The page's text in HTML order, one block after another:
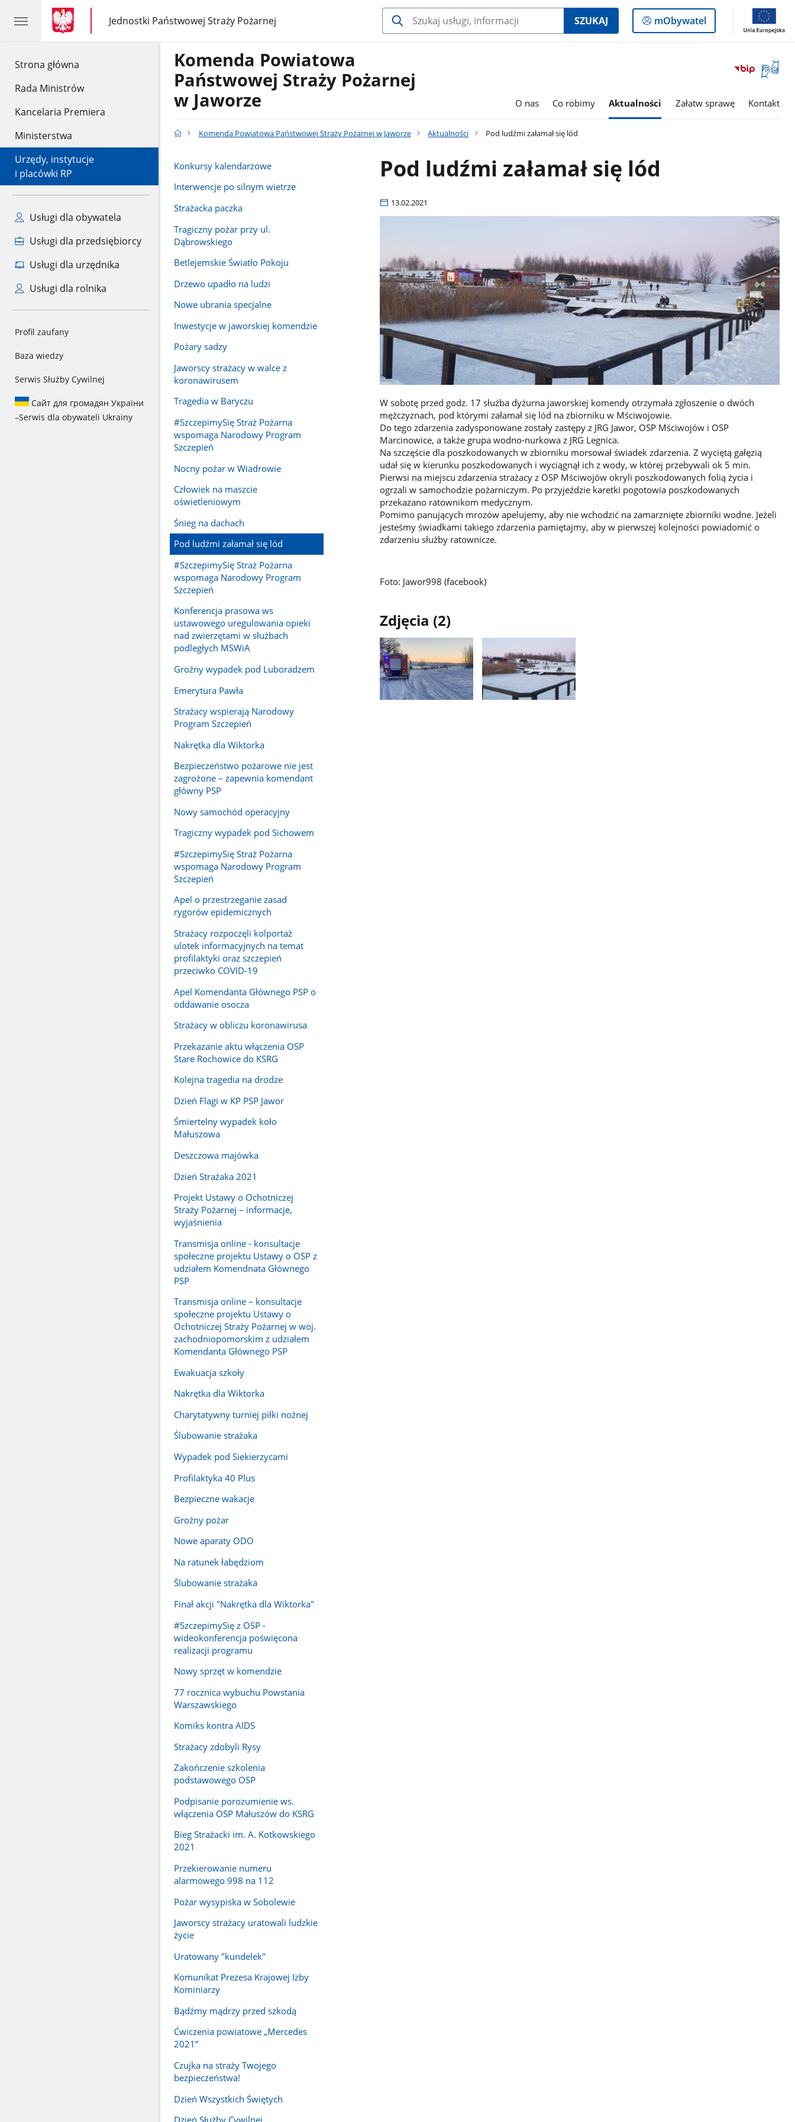
Strona główna
Rada Ministrów
Kancelaria Premiera
Ministerstwa
Urzędy, instytucje
i placówki RP
Usługi dla obywatela
Usługi dla przedsiębiorcy
Usługi dla urzędnika
Usługi dla rolnika
Profil zaufany
Baza wiedzy
Serwis Służby Cywilnej
Сайт для громадян України
–Serwis dla obywateli Ukrainy
gov.pl
gov.pl
Jednostki Państwowej Straży Pożarnej
gov.pl
Jednostki
Państwowej
SZUKAJ
Logowanie
do
mObywatel
Otwórz
okno
Komenda Powiatowa
Państwowej Straży Pożarnej
w Jaworze
O nas Co robimy Aktualności Załatw sprawę Kontakt
Komenda Powiatowa Państwowej Straży Pożarnej w Jaworze Aktualności Pod ludźmi załamał się lód
Konkursy kalendarzowe
Interwencje po silnym wietrze
Strażacka paczka
Tragiczny pożar przy ul.
Dąbrowskiego
Betlejemskie Światło Pokoju
Drzewo upadło na ludzi
Nowe ubrania specjalne
Inwestycje w jaworskiej komendzie
Pożary sadzy
Jaworscy strażacy w walce z
koronawirusem
Tragedia w Baryczu
#SzczepimySię Straż Pożarna
wspomaga Narodowy Program
Szczepień
Nocny pożar w Wiadrowie
Człowiek na maszcie
oświetleniowym
Śnieg na dachach
Pod ludźmi załamał się lód
#SzczepimySię Straż Pożarna
wspomaga Narodowy Program
Szczepień
Konferencja prasowa ws
ustawowego uregulowania opieki
nad zwierzętami w służbach
podległych MSWiA
Groźny wypadek pod Luboradzem
Emerytura Pawła
Strażacy wspierają Narodowy
Program Szczepień
Nakrętka dla Wiktorka
Bezpieczeństwo pożarowe nie jest
zagrożone – zapewnia komendant
główny PSP
Nowy samochód operacyjny
Tragiczny wypadek pod Sichowem
#SzczepimySię Straż Pożarna
wspomaga Narodowy Program
Szczepień
Apel o przestrzeganie zasad
rygorów epidemicznych
Strażacy rozpoczęli kolportaż
ulotek informacyjnych na temat
profilaktyki oraz szczepień
przeciwko COVID-19
Apel Komendanta Głównego PSP o
oddawanie osocza
Strażacy w obliczu koronawirusa
Przekazanie aktu włączenia OSP
Stare Rochowice do KSRG
Kolejna tragedia na drodze
Dzień Flagi w KP PSP Jawor
Śmiertelny wypadek koło
Małuszowa
Deszczowa majówka
Dzień Strażaka 2021
Projekt Ustawy o Ochotniczej
Straży Pożarnej – informacje,
wyjaśnienia
Transmisja online - konsultacje
społeczne projektu Ustawy o OSP z
udziałem Komendnata Głównego
PSP
Transmisja online – konsultacje
społeczne projektu Ustawy o
Ochotniczej Straży Pożarnej w woj.
zachodniopomorskim z udziałem
Komendanta Głównego PSP
Ewakuacja szkoły
Nakrętka dla Wiktorka
Charytatywny turniej piłki nożnej
Ślubowanie strażaka
Wypadek pod Siekierzycami
Profilaktyka 40 Plus
Bezpieczne wakacje
Groźny pożar
Nowe aparaty ODO
Na ratunek łabędziom
Ślubowanie strażaka
Finał akcji "Nakrętka dla Wiktorka"
#SzczepimySię z OSP -
wideokonferencja poświęcona
realizacji programu
Nowy sprzęt w komendzie
77 rocznica wybuchu Powstania
Warszawskiego
Komiks kontra AIDS
Strażacy zdobyli Rysy
Zakończenie szkolenia
podstawowego OSP
Podpisanie porozumienie ws.
włączenia OSP Małuszów do KSRG
Bieg Strażacki im. A. Kotkowskiego
2021
Przekierowanie numeru
alarmowego 998 na 112
Pożar wysypiska w Sobolewie
Jaworscy strażacy uratowali ludzkie
życie
Uratowany "kundelek"
Komunikat Prezesa Krajowej Izby
Kominiarzy
Bądźmy mądrzy przed szkodą
Ćwiczenia powiatowe „Mercedes
2021”
Czujka na straży Twojego
bezpieczeństwa!
Dzień Wszystkich Świętych
Pod ludźmi załamał się lód
13.02.2021
W sobotę przed godz. 17 służba dyżurna jaworskiej komendy otrzymała zgłoszenie o dwóch
mężczyznach, pod którymi załamał się lód na zbiorniku w Mściwojowie.
Do tego zdarzenia zadysponowane zostały zastępy z JRG Jawor, OSP Mściwojów i OSP
Marcinowice, a także grupa wodno-nurkowa z JRG Legnica.
Na szczęście dla poszkodowanych w zbiorniku morsował świadek zdarzenia. Z wyciętą gałęzią
udał się w kierunku poszkodowanych i wyciągnął ich z wody, w której przebywali ok 5 min.
Pierwsi na miejscu zdarzenia strażacy z OSP Mściwojów okryli poszkodowanych folią życia i
ogrzali w samochodzie pożarniczym. Po przyjeździe karetki pogotowia poszkodowanych
przekazano ratownikom medycznym.
Pomimo panujących mrozów apelujemy, aby nie wchodzić na zamarznięte zbiorniki wodne. Jeżeli
jesteśmy świadkami takiego zdarzenia pamiętajmy, aby w pierwszej kolejności powiadomić o
zdarzeniu służby ratownicze.
Foto: Jawor998 (facebook)
Zdjęcia (2)